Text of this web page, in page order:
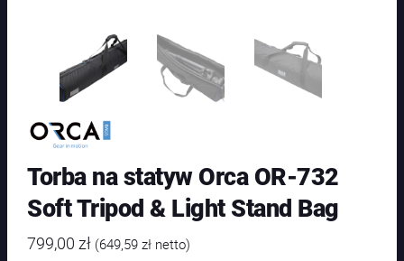
Torba na statyw Orca OR-732
Soft Tripod & Light Stand Bag
799,00zł (649,59zł netto)